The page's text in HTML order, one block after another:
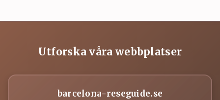
Utforska våra webbplatser
barcelona-reseguide.se